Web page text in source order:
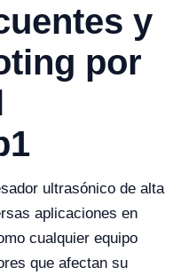
y
por
ultrasónico de alta
aplicaciones en
cualquier equipo
que afectan su